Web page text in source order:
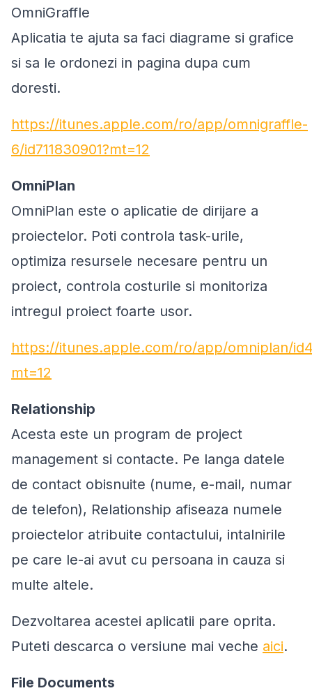
OmniGraffle
Aplicatia te ajuta sa faci diagrame si grafice
si sa le ordonezi in pagina dupa cum
doresti.
https://itunes.apple.com/ro/app/omnigraffle-
6/id711830901?mt=12
OmniPlan
OmniPlan este o aplicatie de dirijare a
proiectelor. Poti controla task-urile,
optimiza resursele necesare pentru un
proiect, controla costurile si monitoriza
intregul proiect foarte usor.
https://itunes.apple.com/ro/app/omniplan/
mt=12
Relationship
Acesta este un program de project
management si contacte. Pe langa datele
de contact obisnuite (nume, e-mail, numar
de telefon), Relationship afiseaza numele
proiectelor atribuite contactului, intalnirile
pe care le-ai avut cu persoana in cauza si
multe altele.
Dezvoltarea acestei aplicatii pare oprita.
Puteti descarca o versiune mai veche aici.
File Documents